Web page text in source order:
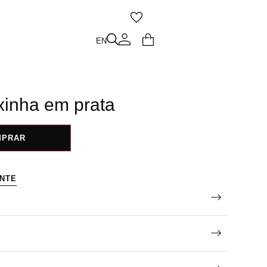
EN
em prata